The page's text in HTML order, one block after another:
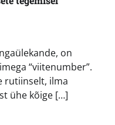
on
“viitenumber”.
rutiinselt, ilma
ühe kõige […]